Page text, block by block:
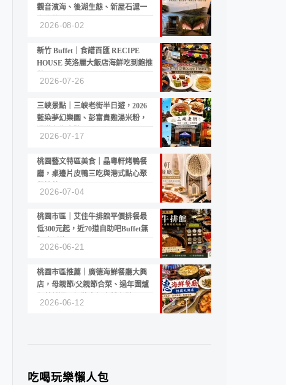
觀音濱海、後湖生態、新屋石滬一
2026-08-02
新竹 Buffet｜食譜百匯 RECIPE
HOUSE 芙洛麗大飯店海鮮吃到飽推
2026-07-26
三峽景點｜三峽老街半日遊，2026
藍染夢幻樂園、彭富貴雞湯米粉，
2026-07-17
桃園藝文特區美食｜晶粵軒烤鴨餐
廳，桌邊片皮鴨三吃與港式點心聚
2026-07-04
桃園市區｜艾佳牛排館平價排餐最
低300元起，近70道自助吧Buffet無
2026-06-21
桃園市區推薦｜廣德海鮮餐廳大興
店，母親節/父親節合菜、過年圍爐
2026-06-12
吃喝玩樂懶人包